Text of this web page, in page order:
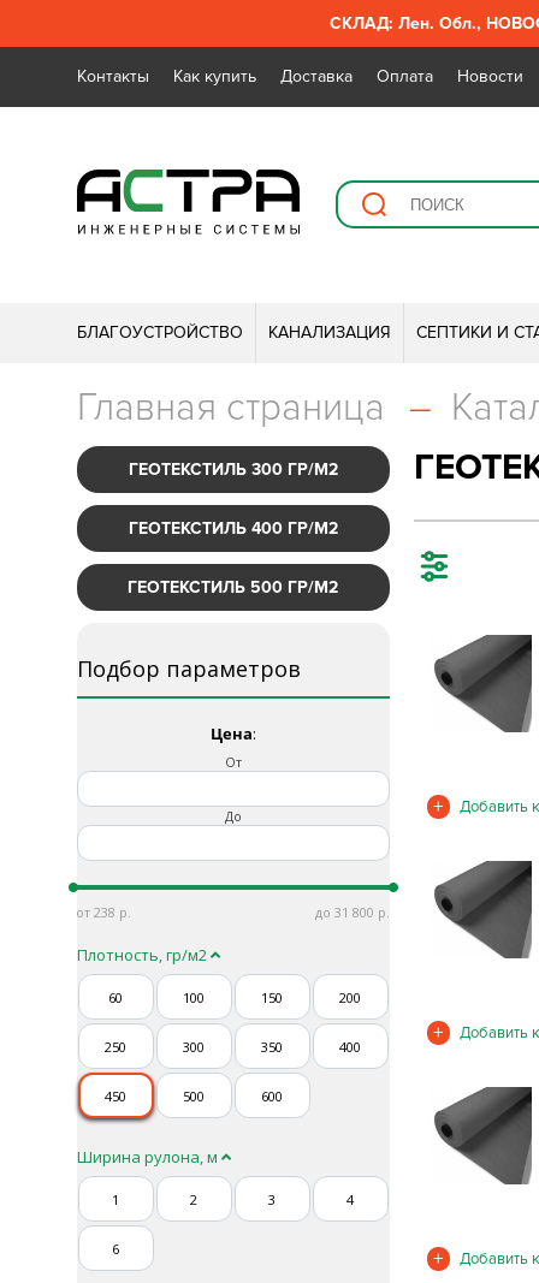
СКЛАД: Лен. Обл.,
Контакты Как купить Доставка Оплата Новости
БЛАГОУСТРОЙСТВО КАНАЛИЗАЦИЯ СЕПТИКИ И
Главная страница –
ГЕОТЕКСТИЛЬ 300 ГР/М2
ГЕОТЕКСТИЛЬ 400 ГР/М2
ГЕОТЕКСТИЛЬ 500 ГР/М2
Подбор параметров
Цена:
От
До
238 31 800
Плотность, гр/м2
60 100 150 200
250 300 350 400
450 500 600
Ширина рулона, м
1 2 3 4
6